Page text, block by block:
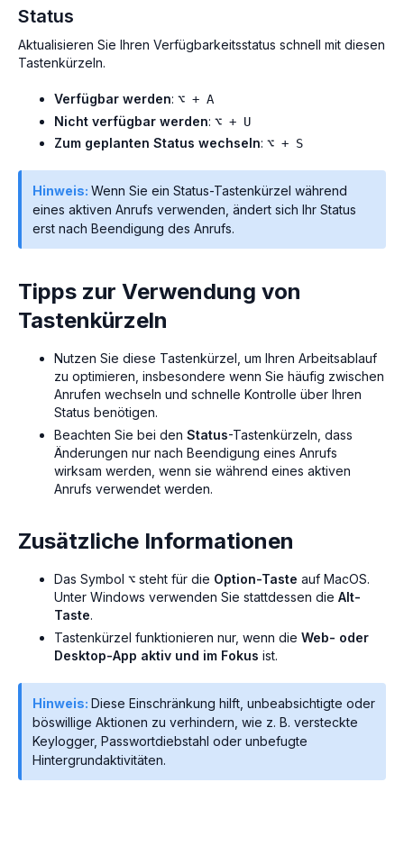
Status
Aktualisieren Sie Ihren Verfügbarkeitsstatus schnell mit diesen
Tastenkürzeln.
Verfügbar werden: ⌥ + A
Nicht verfügbar werden: ⌥ + U
Zum geplanten Status wechseln: ⌥ + S
Hinweis: Wenn Sie ein Status-Tastenkürzel während
eines aktiven Anrufs verwenden, ändert sich Ihr Status
erst nach Beendigung des Anrufs.
Tipps zur Verwendung von
Tastenkürzeln
Nutzen Sie diese Tastenkürzel, um Ihren Arbeitsablauf
zu optimieren, insbesondere wenn Sie häufig zwischen
Anrufen wechseln und schnelle Kontrolle über Ihren
Status benötigen.
Beachten Sie bei den Status-Tastenkürzeln, dass
Änderungen nur nach Beendigung eines Anrufs
wirksam werden, wenn sie während eines aktiven
Anrufs verwendet werden.
Zusätzliche Informationen
Das Symbol ⌥ steht für die Option-Taste auf MacOS.
Unter Windows verwenden Sie stattdessen die Alt-
Taste.
Tastenkürzel funktionieren nur, wenn die Web- oder
Desktop-App aktiv und im Fokus ist.
Hinweis: Diese Einschränkung hilft, unbeabsichtigte oder
böswillige Aktionen zu verhindern, wie z. B. versteckte
Keylogger, Passwortdiebstahl oder unbefugte
Hintergrundaktivitäten.